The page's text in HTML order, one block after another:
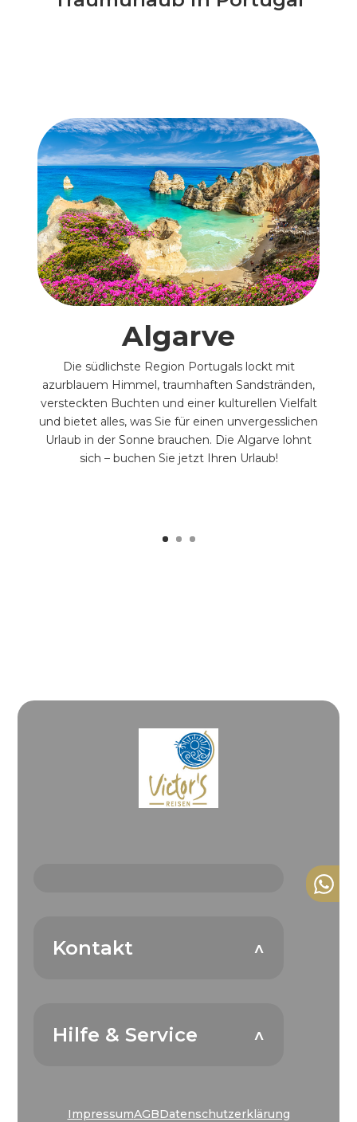
Algarve
Die südlichste Region Portugals lockt mit
azurblauem Himmel, traumhaften Sandstränden,
versteckten Buchten und einer kulturellen Vielfalt
und bietet alles, was Sie für einen unvergesslichen
Urlaub in der Sonne brauchen. Die Algarve lohnt
sich – buchen Sie jetzt Ihren Urlaub!
Kontakt
Hilfe & Service
ImpressumAGBDatenschutzerklärung